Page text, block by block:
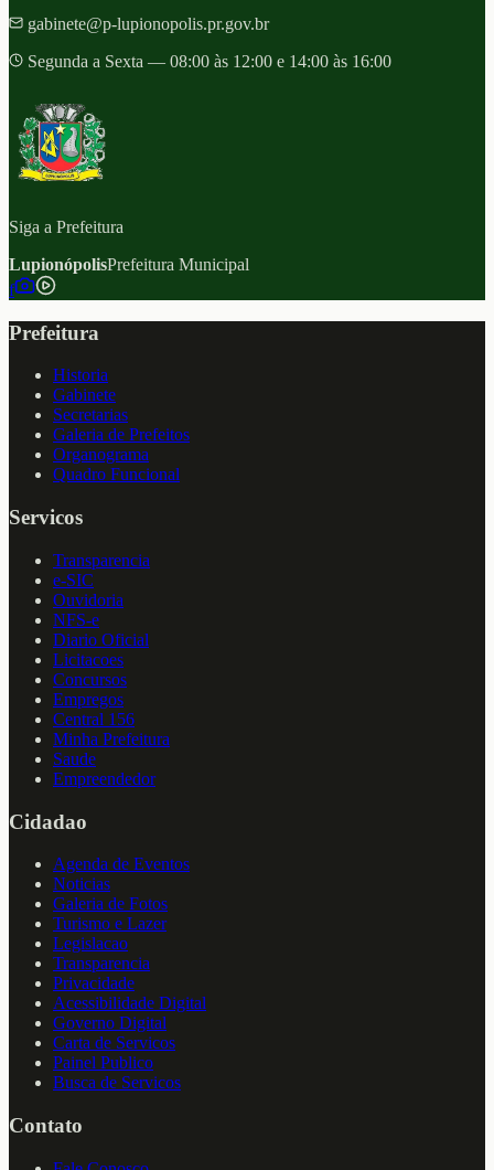
gabinete@p-lupionopolis.pr.gov.br
Segunda a Sexta — 08:00 às 12:00 e 14:00 às 16:00
Siga a Prefeitura
LupionópolisPrefeitura Municipal
f
Prefeitura
Historia
Gabinete
Secretarias
Galeria de Prefeitos
Organograma
Quadro Funcional
Servicos
Transparencia
e-SIC
Ouvidoria
NFS-e
Diario Oficial
Licitacoes
Concursos
Empregos
Central 156
Minha Prefeitura
Saude
Empreendedor
Cidadao
Agenda de Eventos
Noticias
Galeria de Fotos
Turismo e Lazer
Legislacao
Transparencia
Privacidade
Acessibilidade Digital
Governo Digital
Carta de Servicos
Painel Publico
Busca de Servicos
Contato